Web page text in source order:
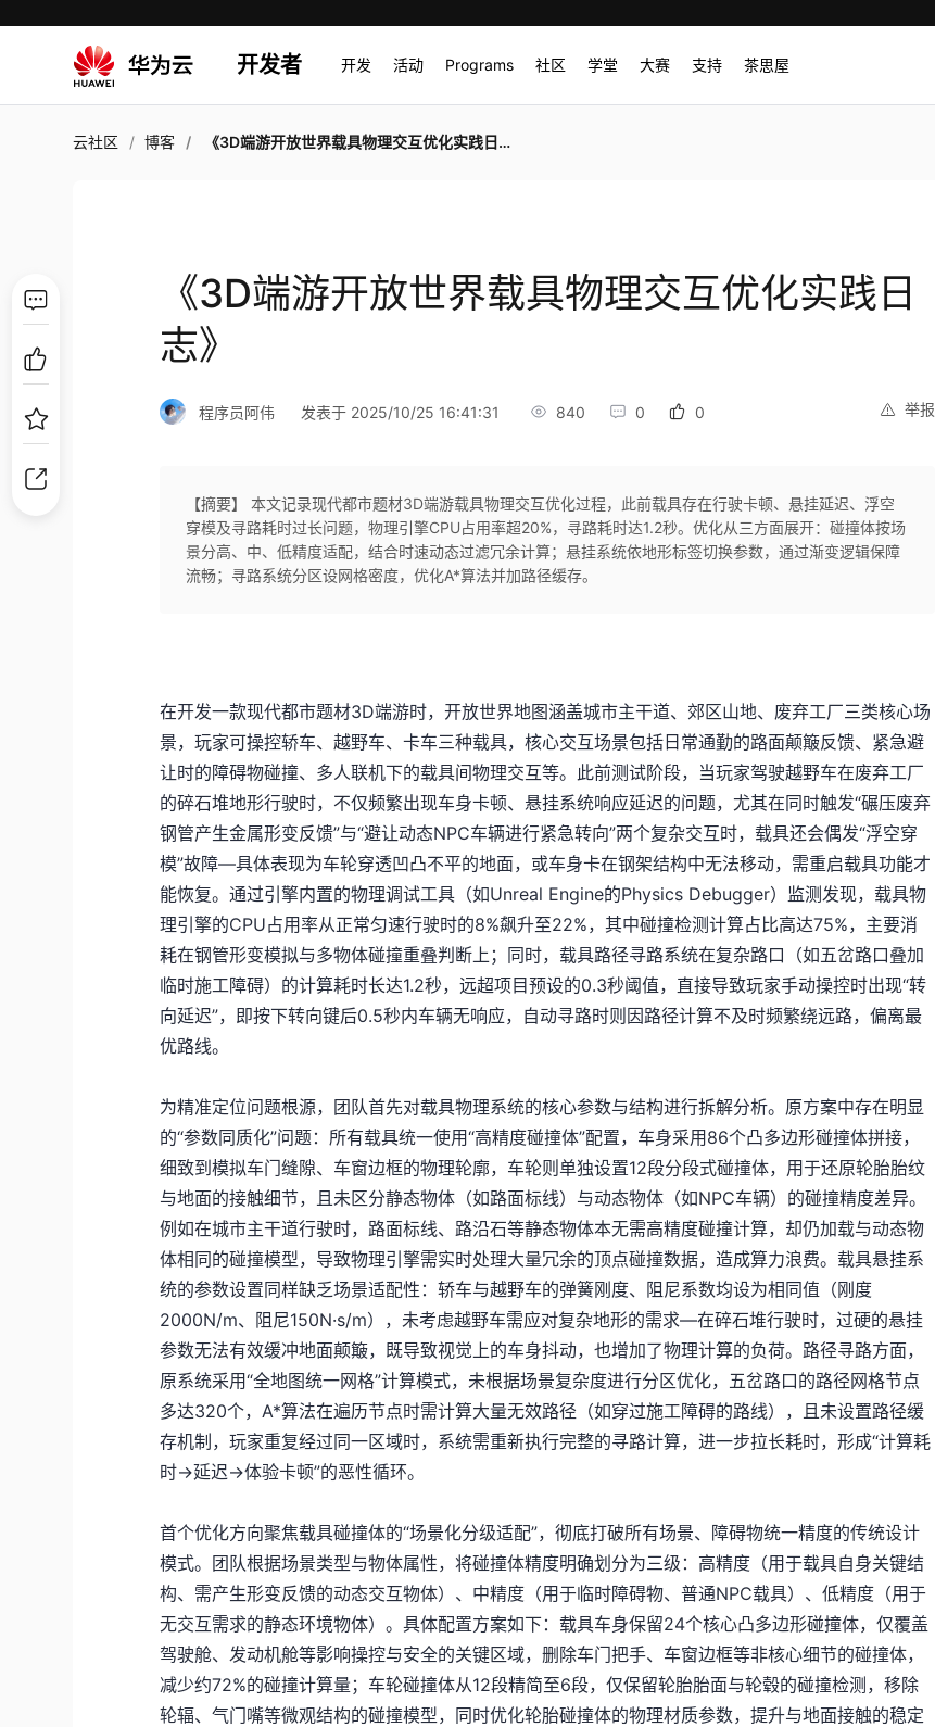
开发者 开发 活动 Programs 社区 学堂 大赛 支持 茶思屋
云社区 博客 《3D端游开放世界载具物理交互优化实践日志》
《3D端游开放世界载具物理交互优化实践日
志》
举报
程序员阿伟 发表于 2025/10/25 16:41:31 840 0 0
【摘要】 本文记录现代都市题材3D端游载具物理交互优化过程，此前载具存在行驶卡顿、悬挂延迟、浮空
穿模及寻路耗时过长问题，物理引擎CPU占用率超20%，寻路耗时达1.2秒。优化从三方面展开：碰撞体按场
景分高、中、低精度适配，结合时速动态过滤冗余计算；悬挂系统依地形标签切换参数，通过渐变逻辑保障
流畅；寻路系统分区设网格密度，优化A*算法并加路径缓存。
在开发一款现代都市题材3D端游时，开放世界地图涵盖城市主干道、郊区山地、废弃工厂三类核心场
景，玩家可操控轿车、越野车、卡车三种载具，核心交互场景包括日常通勤的路面颠簸反馈、紧急避
让时的障碍物碰撞、多人联机下的载具间物理交互等。此前测试阶段，当玩家驾驶越野车在废弃工厂
的碎石堆地形行驶时，不仅频繁出现车身卡顿、悬挂系统响应延迟的问题，尤其在同时触发“碾压废弃
钢管产生金属形变反馈”与“避让动态NPC车辆进行紧急转向”两个复杂交互时，载具还会偶发“浮空穿
模”故障—具体表现为车轮穿透凹凸不平的地面，或车身卡在钢架结构中无法移动，需重启载具功能才
能恢复。通过引擎内置的物理调试工具（如Unreal Engine的Physics Debugger）监测发现，载具物
理引擎的CPU占用率从正常匀速行驶时的8%飙升至22%，其中碰撞检测计算占比高达75%，主要消
耗在钢管形变模拟与多物体碰撞重叠判断上；同时，载具路径寻路系统在复杂路口（如五岔路口叠加
临时施工障碍）的计算耗时长达1.2秒，远超项目预设的0.3秒阈值，直接导致玩家手动操控时出现“转
向延迟”，即按下转向键后0.5秒内车辆无响应，自动寻路时则因路径计算不及时频繁绕远路，偏离最
优路线。
为精准定位问题根源，团队首先对载具物理系统的核心参数与结构进行拆解分析。原方案中存在明显
的“参数同质化”问题：所有载具统一使用“高精度碰撞体”配置，车身采用86个凸多边形碰撞体拼接，
细致到模拟车门缝隙、车窗边框的物理轮廓，车轮则单独设置12段分段式碰撞体，用于还原轮胎胎纹
与地面的接触细节，且未区分静态物体（如路面标线）与动态物体（如NPC车辆）的碰撞精度差异。
例如在城市主干道行驶时，路面标线、路沿石等静态物体本无需高精度碰撞计算，却仍加载与动态物
体相同的碰撞模型，导致物理引擎需实时处理大量冗余的顶点碰撞数据，造成算力浪费。载具悬挂系
统的参数设置同样缺乏场景适配性：轿车与越野车的弹簧刚度、阻尼系数均设为相同值（刚度
2000N/m、阻尼150N·s/m），未考虑越野车需应对复杂地形的需求—在碎石堆行驶时，过硬的悬挂
参数无法有效缓冲地面颠簸，既导致视觉上的车身抖动，也增加了物理计算的负荷。路径寻路方面，
原系统采用“全地图统一网格”计算模式，未根据场景复杂度进行分区优化，五岔路口的路径网格节点
多达320个，A*算法在遍历节点时需计算大量无效路径（如穿过施工障碍的路线），且未设置路径缓
存机制，玩家重复经过同一区域时，系统需重新执行完整的寻路计算，进一步拉长耗时，形成“计算耗
时→延迟→体验卡顿”的恶性循环。
首个优化方向聚焦载具碰撞体的“场景化分级适配”，彻底打破所有场景、障碍物统一精度的传统设计
模式。团队根据场景类型与物体属性，将碰撞体精度明确划分为三级：高精度（用于载具自身关键结
构、需产生形变反馈的动态交互物体）、中精度（用于临时障碍物、普通NPC载具）、低精度（用于
无交互需求的静态环境物体）。具体配置方案如下：载具车身保留24个核心凸多边形碰撞体，仅覆盖
驾驶舱、发动机舱等影响操控与安全的关键区域，删除车门把手、车窗边框等非核心细节的碰撞体，
减少约72%的碰撞计算量；车轮碰撞体从12段精简至6段，仅保留轮胎胎面与轮毂的碰撞检测，移除
轮辐、气门嘴等微观结构的碰撞模型，同时优化轮胎碰撞体的物理材质参数，提升与地面接触的稳定